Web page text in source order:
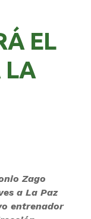
EL
LA
Zago
a La Paz
entrenador